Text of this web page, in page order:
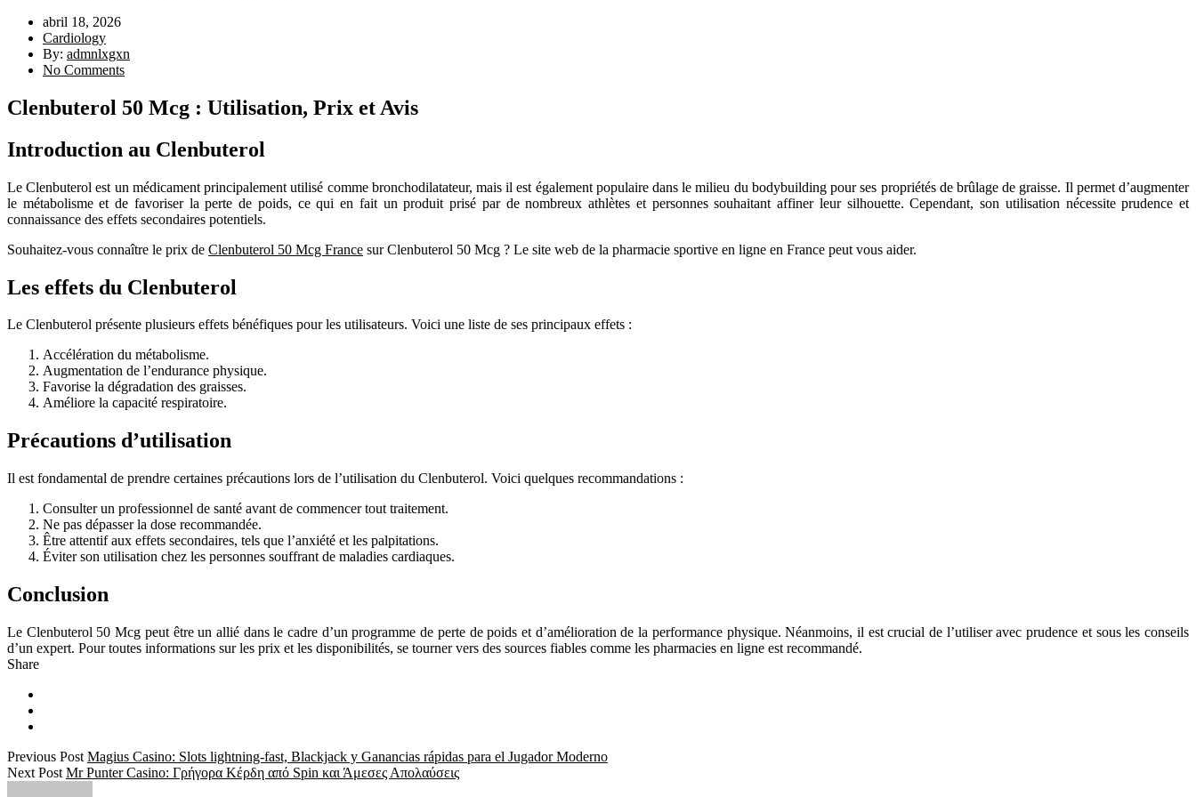
abril 18, 2026
Cardiology
By: admnlxgxn
No Comments
Clenbuterol 50 Mcg : Utilisation, Prix et Avis
Introduction au Clenbuterol
Le Clenbuterol est un médicament principalement utilisé comme bronchodilatateur, mais il est également populaire dans le milieu du bodybuilding pour ses propriétés de brûlage de graisse. Il permet d’augmenter
le métabolisme et de favoriser la perte de poids, ce qui en fait un produit prisé par de nombreux athlètes et personnes souhaitant affiner leur silhouette. Cependant, son utilisation nécessite prudence et
connaissance des effets secondaires potentiels.
Souhaitez-vous connaître le prix de Clenbuterol 50 Mcg France sur Clenbuterol 50 Mcg ? Le site web de la pharmacie sportive en ligne en France peut vous aider.
Les effets du Clenbuterol
Le Clenbuterol présente plusieurs effets bénéfiques pour les utilisateurs. Voici une liste de ses principaux effets :
Accélération du métabolisme.
Augmentation de l’endurance physique.
Favorise la dégradation des graisses.
Améliore la capacité respiratoire.
Précautions d’utilisation
Il est fondamental de prendre certaines précautions lors de l’utilisation du Clenbuterol. Voici quelques recommandations :
Consulter un professionnel de santé avant de commencer tout traitement.
Ne pas dépasser la dose recommandée.
Être attentif aux effets secondaires, tels que l’anxiété et les palpitations.
Éviter son utilisation chez les personnes souffrant de maladies cardiaques.
Conclusion
Le Clenbuterol 50 Mcg peut être un allié dans le cadre d’un programme de perte de poids et d’amélioration de la performance physique. Néanmoins, il est crucial de l’utiliser avec prudence et sous les conseils
d’un expert. Pour toutes informations sur les prix et les disponibilités, se tourner vers des sources fiables comme les pharmacies en ligne est recommandé.
Share
Previous Post Magius Casino: Slots lightning‑fast, Blackjack y Ganancias rápidas para el Jugador Moderno
Next Post Mr Punter Casino: Γρήγορα Κέρδη από Spin και Άμεσες Απολαύσεις